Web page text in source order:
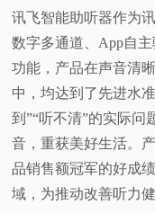
讯飞智能助听器作为
数字多通道、App自
功能，产品在声音清
中，均达到了先进水
到”“听不清”的实际
音，重获美好生活。
品销售额冠军的好成
域，为推动改善听力